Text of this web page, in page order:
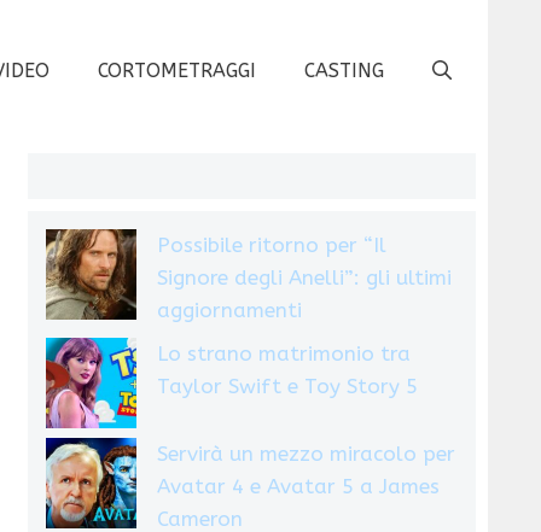
CORTOMETRAGGI CASTING
Possibile ritorno per “Il
Signore degli Anelli”: gli ultimi
aggiornamenti
Lo strano matrimonio tra
Taylor Swift e Toy Story 5
Servirà un mezzo miracolo per
Avatar 4 e Avatar 5 a James
Cameron